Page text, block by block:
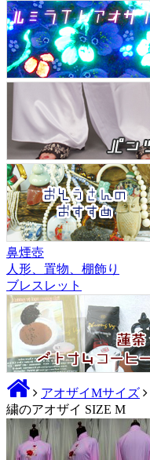
鼻煙壺
人形、置物、棚飾り
ブレスレット
アオザイMサイズ
繍のアオザイ SIZE M